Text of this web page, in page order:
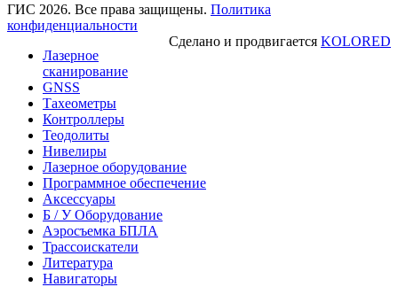
ГИС 2026. Все права защищены. Политика
конфиденциальности
Сделано и продвигается KOLORED
Лазерное
сканирование
GNSS
Тахеометры
Контроллеры
Теодолиты
Нивелиры
Лазерное оборудование
Программное обеспечение
Аксессуары
Б / У Оборудование
Аэросъемка БПЛА
Трассоискатели
Литература
Навигаторы